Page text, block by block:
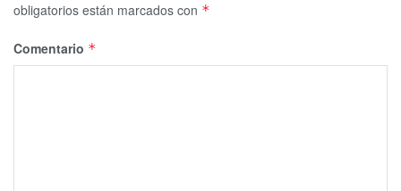
obligatorios están marcados con *
Comentario *